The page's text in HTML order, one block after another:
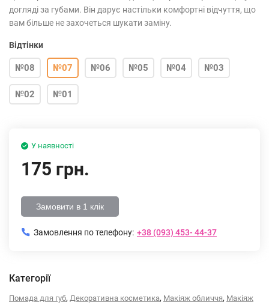
догляді за губами. Він дарує настільки комфортні відчуття, що
вам більше не захочеться шукати заміну.⁣⁣⠀
Відтінки
№08 №07 №06 №05 №04 №03
№02 №01
У наявності
175 грн.
Замовити в 1 клік
Замовлення по телефону: +38 (093) 453- 44-37
Категорії
Помада для губ, Декоративна косметика, Макіяж обличчя, Макіяж